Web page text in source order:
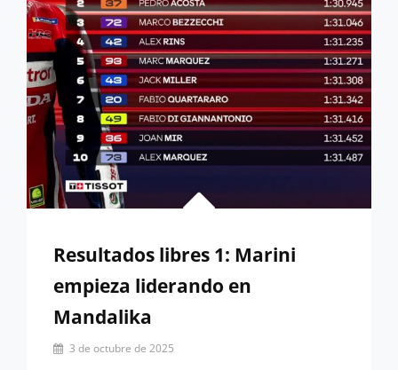
EN
INDONESIA
Resultados libres 1: Marini
empieza liderando en
Mandalika
Por 3 de octubre de 2025